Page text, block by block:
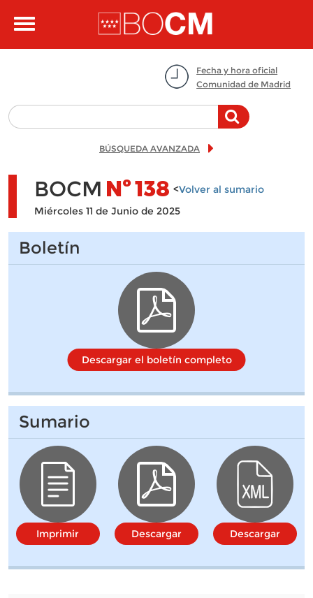
Toggle
Fecha y hora oficial
Comunidad de Madrid
BÚSQUEDA AVANZADA
BOCM Nº138 <Volver al sumario
Miércoles 11 de Junio de 2025
Boletín
Descargar el boletín completo
Sumario
Imprimir Descargar Descargar